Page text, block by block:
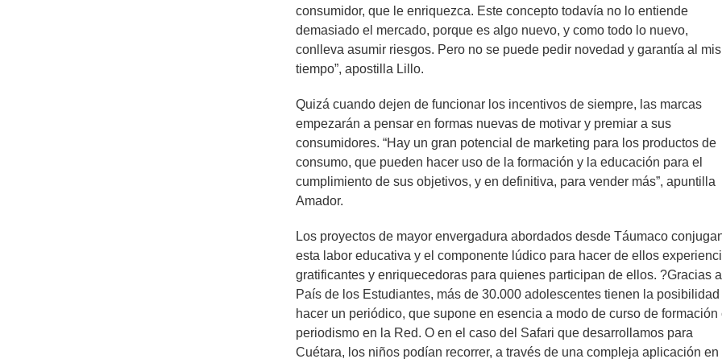
consumidor, que le enriquezca. Este concepto todavía no lo entiende
demasiado el mercado, porque es algo nuevo, y como todo lo nuevo,
conlleva asumir riesgos. Pero no se puede pedir novedad y garantía al
tiempo”, apostilla Lillo.
Quizá cuando dejen de funcionar los incentivos de siempre, las marcas
empezarán a pensar en formas nuevas de motivar y premiar a sus
consumidores. “Hay un gran potencial de marketing para los productos de
consumo, que pueden hacer uso de la formación y la educación para el
cumplimiento de sus objetivos, y en definitiva, para vender más”, apuntilla
Amador.
Los proyectos de mayor envergadura abordados desde Táumaco
esta labor educativa y el componente lúdico para hacer de ellos
gratificantes y enriquecedoras para quienes participan de ellos. ?Gracias a
País de los Estudiantes, más de 30.000 adolescentes tienen la posibilidad
hacer un periódico, que supone en esencia a modo de curso de formación
periodismo en la Red. O en el caso del Safari que desarrollamos para
Cuétara, los niños podían recorrer, a través de una compleja aplicación en